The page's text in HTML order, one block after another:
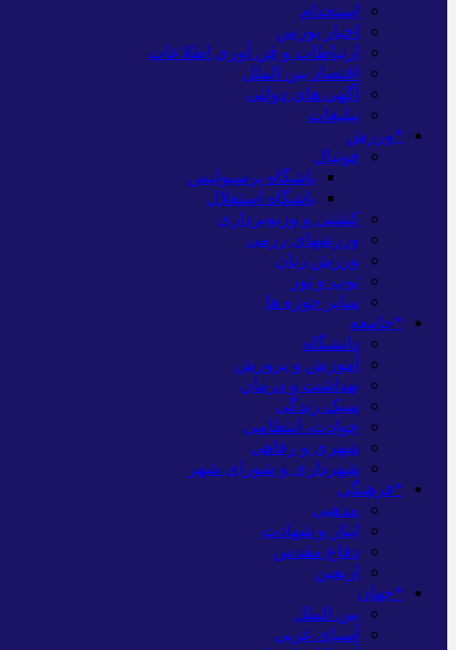
استخدام
اخبار بورس
ارتباطات و فن آوری اطلاعات
اقتصاد بین الملل
آگهی های دولتی
تبلیغات
*ورزش
فوتبال
باشگاه پرسپولیس
باشگاه استقلال
کشتی و وزنه‌برداری
ورزشهای رزمی
ورزش زنان
توپ و تور
سایر حوزه ها
*جامعه
دانشگاه
آموزش و پرورش
بهداشت و درمان
سبک زندگی
حوادث، انتظامی
شهری و رفاهی
شهرداری و شورای شهر
*فرهنگی
مذهبی
ایثار و شهادت
دفاع مقدس
اربعین
*جهان
بین الملل
آسیای غربی